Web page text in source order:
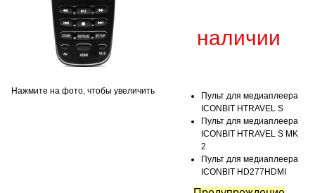
Нажмите на фото, чтобы увеличить
наличии
Пульт для медиаплеера
ICONBIT HTRAVEL S
Пульт для медиаплеера
ICONBIT HTRAVEL S MK
2
Пульт для медиаплеера
ICONBIT HD277HDMI